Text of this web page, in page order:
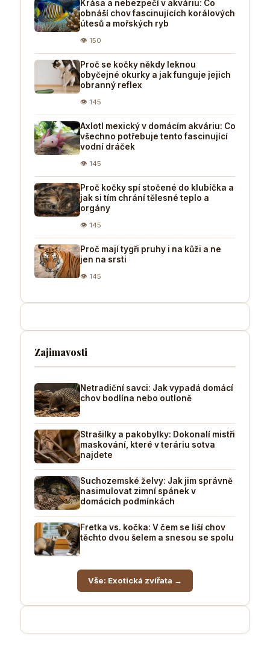
Krása a nebezpečí v akváriu: Co
obnáší chov fascinujících korálových
útesů a mořských ryb
👁 150
Proč se kočky někdy leknou
obyčejné okurky a jak funguje jejich
obranný reflex
👁 145
Axlotl mexický v domácím akváriu: Co
všechno potřebuje tento fascinující
vodní dráček
👁 145
Proč kočky spí stočené do klubíčka a
jak si tím chrání tělesné teplo a
orgány
👁 145
Proč mají tygři pruhy i na kůži a ne
jen na srsti
👁 145
Zajimavosti
Netradiční savci: Jak vypadá domácí
chov bodlína nebo outloně
Strašilky a pakobylky: Dokonalí mistři
maskování, které v teráriu sotva
najdete
Suchozemské želvy: Jak jim správně
nasimulovat zimní spánek v
domácích podmínkách
Fretka vs. kočka: V čem se liší chov
těchto dvou šelem a snesou se spolu
Vše: Exotická zvířata →